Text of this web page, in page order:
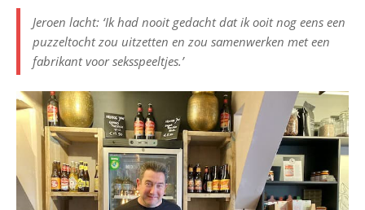
Jeroen lacht: ‘Ik had nooit gedacht dat ik ooit nog eens een
puzzeltocht zou uitzetten en zou samenwerken met een
fabrikant voor seksspeeltjes.’